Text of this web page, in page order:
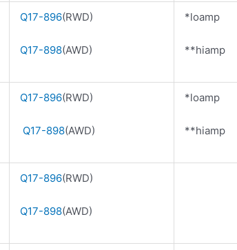
Q17-896(RWD)
Q17-898(AWD)
*loamp
**hiamp
Q17-896(RWD)
Q17-898(AWD)
*loamp
**hiamp
Q17-896(RWD)
Q17-898(AWD)